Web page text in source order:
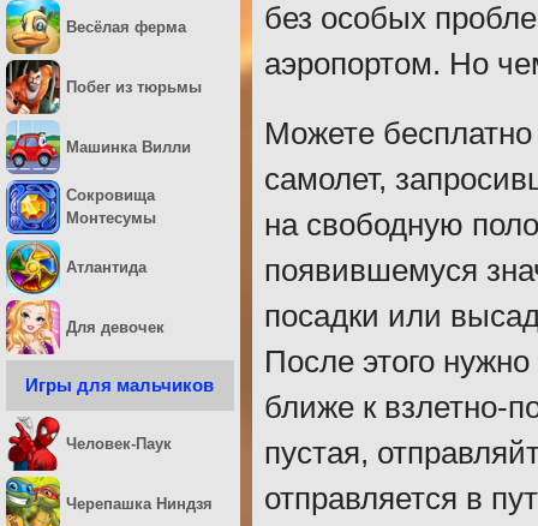
без особых
аэропортом. Но
Можете
самолет,
на свободную
появившемуся
посадки или
После этого
ближе к взлетно-
пустая,
отправляется в
Весёлая ферма
Побег из тюрьмы
Машинка Вилли
Сокровища
Монтесумы
Атлантида
Для девочек
Игры для мальчиков
Человек-Паук
Черепашка Ниндзя